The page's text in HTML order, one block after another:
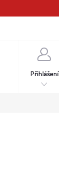
Přihlášení